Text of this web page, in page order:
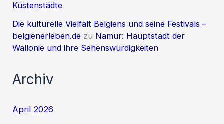
Küstenstädte
Die kulturelle Vielfalt Belgiens und seine Festivals –
belgienerleben.de zu Namur: Hauptstadt der
Wallonie und ihre Sehenswürdigkeiten
Archiv
April 2026